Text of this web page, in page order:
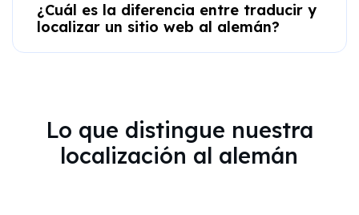
¿Cuál es la diferencia entre traducir y
localizar un sitio web al alemán?
Lo que distingue nuestra
localización al alemán